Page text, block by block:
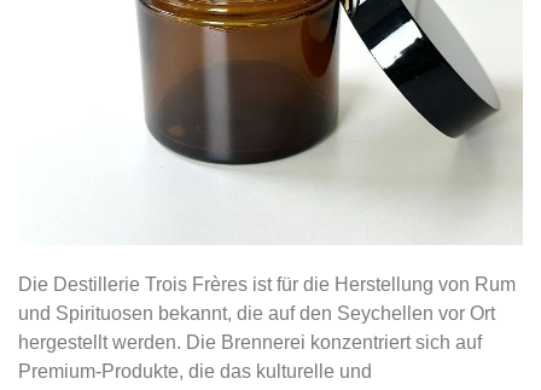
Die Destillerie Trois Frères ist für die Herstellung von Rum
und Spirituosen bekannt, die auf den Seychellen vor Ort
hergestellt werden. Die Brennerei konzentriert sich auf
Premium-Produkte, die das kulturelle und